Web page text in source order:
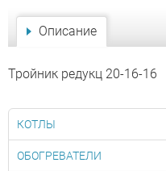
Описание
Тройник редукц 20-16-16
КОТЛЫ
ОБОГРЕВАТЕЛИ